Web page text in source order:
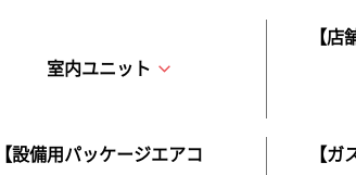
室内ユニット
【店
設備用パッケージエアコ
【ガ